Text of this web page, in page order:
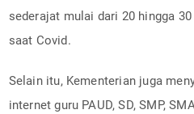
sederajat mulai dari 20 hingga
saat Covid.
Selain itu, Kementerian juga
internet guru PAUD, SD, SMP,